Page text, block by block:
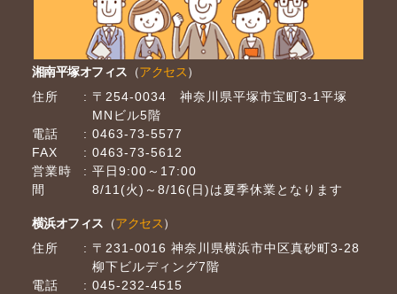
湘南平塚オフィス （アクセス）
住所
〒254-0034 神奈川県平塚市宝町3-1平塚
MNビル5階
電話
0463-73-5577
FAX
0463-73-5612
営業時
間
平日9:00～17:00
8/11(火)～8/16(日)は夏季休業となります
横浜オフィス （アクセス）
住所
〒231-0016 神奈川県横浜市中区真砂町3-28
柳下ビルディング7階
電話
045-232-4515